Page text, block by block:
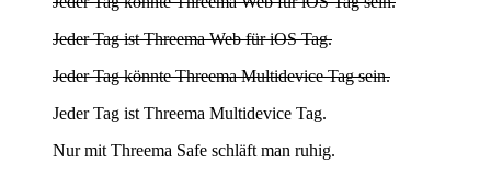
Jeder Tag ist Threema Web für iOS Tag.
Jeder Tag könnte Threema Multidevice Tag sein.
Jeder Tag ist Threema Multidevice Tag.
Nur mit Threema Safe schläft man ruhig.